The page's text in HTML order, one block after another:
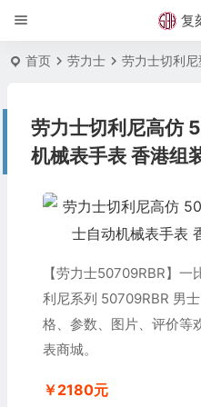
复
首页 劳力士 劳力士切利尼
劳力士切利尼高仿
机械表手表 香港组
【劳力士50709RBR】一
利尼系列 50709RBR 男
格、参数、图片、评价等
表商城。
￥2180元